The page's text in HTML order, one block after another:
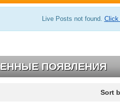
Live Posts not found. Click
ПОЯВЛЕНИЯ
Sort